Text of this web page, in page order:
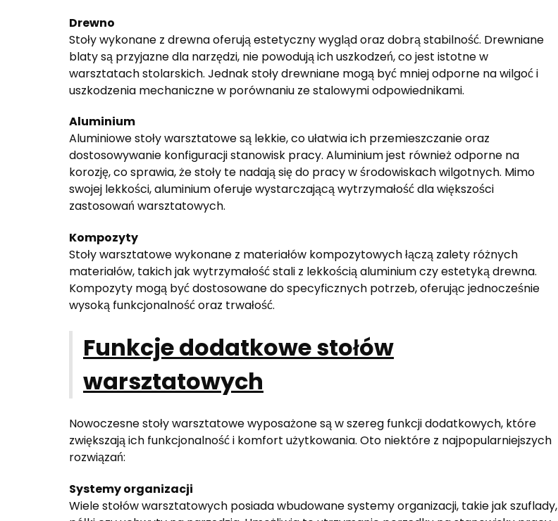
Drewno
Stoły wykonane z drewna oferują estetyczny wygląd oraz dobrą stabilność. Drewniane
blaty są przyjazne dla narzędzi, nie powodują ich uszkodzeń, co jest istotne w
warsztatach stolarskich. Jednak stoły drewniane mogą być mniej odporne na wilgoć i
uszkodzenia mechaniczne w porównaniu ze stalowymi odpowiednikami.
Aluminium
Aluminiowe stoły warsztatowe są lekkie, co ułatwia ich przemieszczanie oraz
dostosowywanie konfiguracji stanowisk pracy. Aluminium jest również odporne na
korozję, co sprawia, że stoły te nadają się do pracy w środowiskach wilgotnych. Mimo
swojej lekkości, aluminium oferuje wystarczającą wytrzymałość dla większości
zastosowań warsztatowych.
Kompozyty
Stoły warsztatowe wykonane z materiałów kompozytowych łączą zalety różnych
materiałów, takich jak wytrzymałość stali z lekkością aluminium czy estetyką drewna.
Kompozyty mogą być dostosowane do specyficznych potrzeb, oferując jednocześnie
wysoką funkcjonalność oraz trwałość.
Funkcje dodatkowe stołów
warsztatowych
Nowoczesne stoły warsztatowe wyposażone są w szereg funkcji dodatkowych, które
zwiększają ich funkcjonalność i komfort użytkowania. Oto niektóre z najpopularniejszych
rozwiązań:
Systemy organizacji
Wiele stołów warsztatowych posiada wbudowane systemy organizacji, takie jak szuflady,